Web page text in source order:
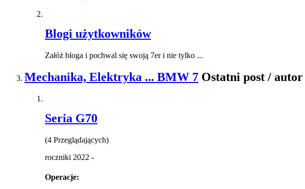
Blogi użytkowników
Załóż bloga i pochwal się swoją 7er i nie tylko ...
Mechanika, Elektryka ... BMW 7 Ostatni post / autor
Seria G70
(4 Przeglądających)
roczniki 2022 -
Operacje: